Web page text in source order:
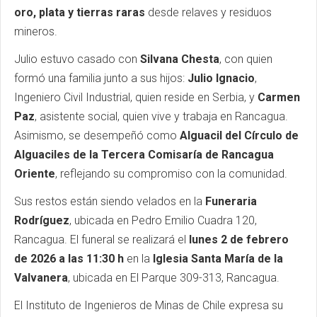
oro, plata y tierras raras desde relaves y residuos
mineros.
Julio estuvo casado con Silvana Chesta, con quien
formó una familia junto a sus hijos: Julio Ignacio,
Ingeniero Civil Industrial, quien reside en Serbia, y Carmen
Paz, asistente social, quien vive y trabaja en Rancagua.
Asimismo, se desempeñó como Alguacil del Círculo de
Alguaciles de la Tercera Comisaría de Rancagua
Oriente, reflejando su compromiso con la comunidad.
Sus restos están siendo velados en la Funeraria
Rodríguez, ubicada en Pedro Emilio Cuadra 120,
Rancagua. El funeral se realizará el lunes 2 de febrero
de 2026 a las 11:30 h en la Iglesia Santa María de la
Valvanera, ubicada en El Parque 309-313, Rancagua.
El Instituto de Ingenieros de Minas de Chile expresa su